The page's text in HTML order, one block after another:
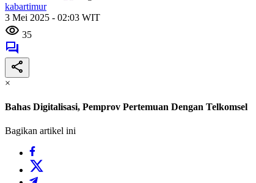
kabartimur
3 Mei 2025 - 02:03 WIT
35
×
Bahas Digitalisasi, Pemprov Pertemuan Dengan Telkomsel
Bagikan artikel ini